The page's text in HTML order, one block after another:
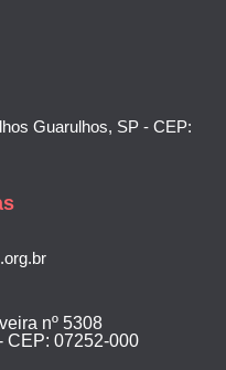
Guarulhos, SP - CEP:
nº 5308
CEP: 07252-000